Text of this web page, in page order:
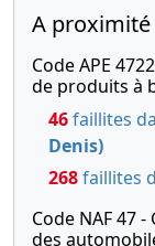
A proximité
Code APE
de produits à
46faillites
Denis)
268faillites
Code NAF 47
des